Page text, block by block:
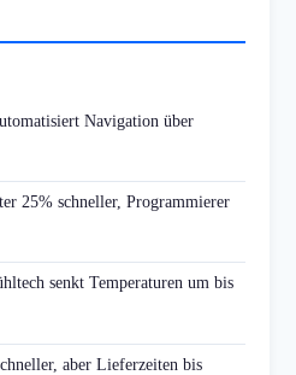
Navigation über
25% schneller, Programmierer
senkt Temperaturen um bis
aber Lieferzeiten bis